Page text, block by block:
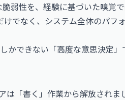
弱性を、経験に基づいた嗅覚で
でなく、システム全体のパフ
かできない「高度な意思決定」
は「書く」作業から解放され